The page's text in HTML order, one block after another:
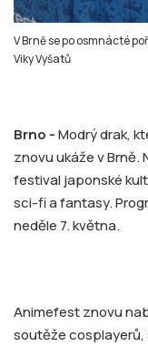
V Brně se po osmnácté
Viky Vyšatů
Brno -Modrý drak,
znovu ukáže v
festival japonské
sci-fi a fantasy.
neděle 7. května.
Animefest znovu
soutěže cosplayerů,